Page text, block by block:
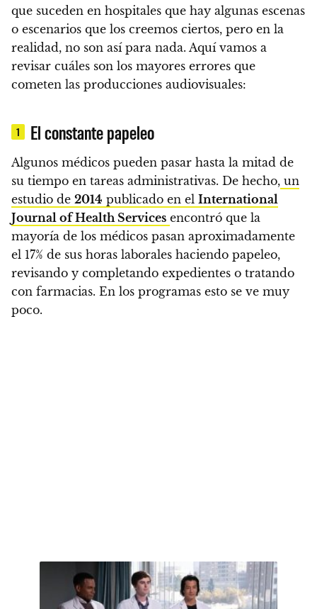
que suceden en hospitales que hay algunas escenas
o escenarios que los creemos ciertos, pero en la
realidad, no son así para nada. Aquí vamos a
revisar cuáles son los mayores errores que
cometen las producciones audiovisuales:
1 El constante papeleo
Algunos médicos pueden pasar hasta la mitad de
su tiempo en tareas administrativas. De hecho, un
estudio de 2014 publicado en el International
Journal of Health Services encontró que la
mayoría de los médicos pasan aproximadamente
el 17% de sus horas laborales haciendo papeleo,
revisando y completando expedientes o tratando
con farmacias. En los programas esto se ve muy
poco.